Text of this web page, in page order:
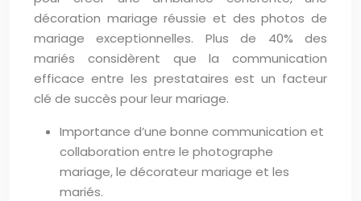
décoration mariage réussie et des photos de
mariage exceptionnelles. Plus de 40% des
mariés considèrent que la communication
efficace entre les prestataires est un facteur
clé de succès pour leur mariage.
Importance d’une bonne communication et
collaboration entre le photographe
mariage, le décorateur mariage et les
mariés.